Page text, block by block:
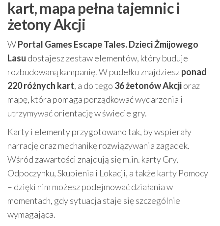
kart, mapa pełna tajemnic i
żetony Akcji
WPortal Games Escape Tales. Dzieci Żmijowego
Lasu dostajesz zestaw elementów, który buduje
rozbudowaną kampanię. W pudełku znajdzieszponad
220 różnych kart, a do tego 36 żetonów Akcjioraz
mapę, która pomaga porządkować wydarzenia i
utrzymywać orientację w świecie gry.
Karty i elementy przygotowano tak, by wspierały
narrację oraz mechanikę rozwiązywania zagadek.
Wśród zawartości znajdują się m.in. karty Gry,
Odpoczynku, Skupienia i Lokacji, a także karty Pomocy
– dzięki nim możesz podejmować działania w
momentach, gdy sytuacja staje się szczególnie
wymagająca.